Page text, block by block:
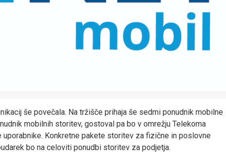
še povečala. Na tržišče prihaja še sedmi ponudnik mobilne
mobilnih storitev, gostoval pa bo v omrežju Telekoma
Konkretne pakete storitev za fizične in poslovne
bo na celoviti ponudbi storitev za podjetja.